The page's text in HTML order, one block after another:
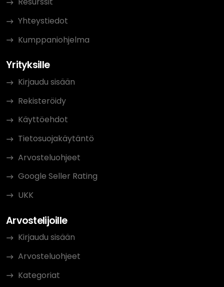
Yhteystiedot
Kumppaniohjelma
Yrityksille
Kirjaudu sisään
Rekisteröidy
Käyttöehdot
Tietosuojakäytäntö
Arvosteluohjeet
Google Seller Rating
UKK
Arvostelijoille
Kirjaudu sisään
Arvosteluohjeet
Kategoriat